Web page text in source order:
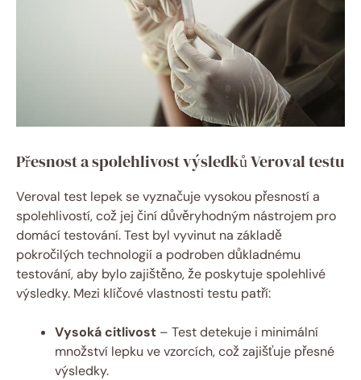
Přesnost a spolehlivost výsledků⁤ Veroval testu
Veroval test lepek se vyznačuje vysokou přesností a
spolehlivostí, což jej činí důvěryhodným nástrojem pro
‌domácí testování. Test byl vyvinut na základě
pokročilých technologií a podroben důkladnému
⁤testování, aby bylo zajištěno, že poskytuje spolehlivé
výsledky.‍ Mezi klíčové vlastnosti testu patří:
Vysoká citlivost – Test detekuje i⁢ minimální
množství lepku ‌ve vzorcích, což zajišťuje přesné
⁤výsledky.